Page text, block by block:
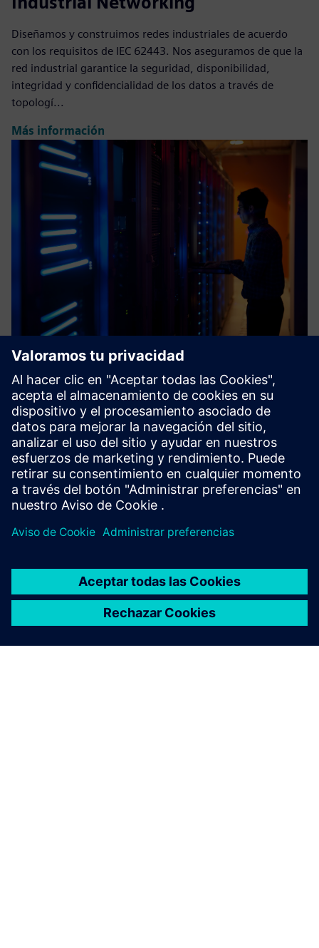
Diseñamos y construimos redes industriales de acuerdo
con los requisitos de IEC 62443. Nos aseguramos de que la
red industrial garantice la seguridad, disponibilidad,
integridad y confidencialidad de los datos a través de
topologí...
Más información
Industrial Cybersecurity
La adopción de estándares abiertos basados en Ethernet
por parte del mundo industrial, el uso del Internet
industrial de las cosas y la fusión entre entornos
corporativos (TI) y de producción (OT) han llevado a un
aumento signific...
Más información